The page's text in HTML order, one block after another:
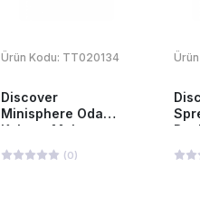
Ürün Kodu: TT020134
Discover
Minisphere Oda
Kokusu Melon
(0)